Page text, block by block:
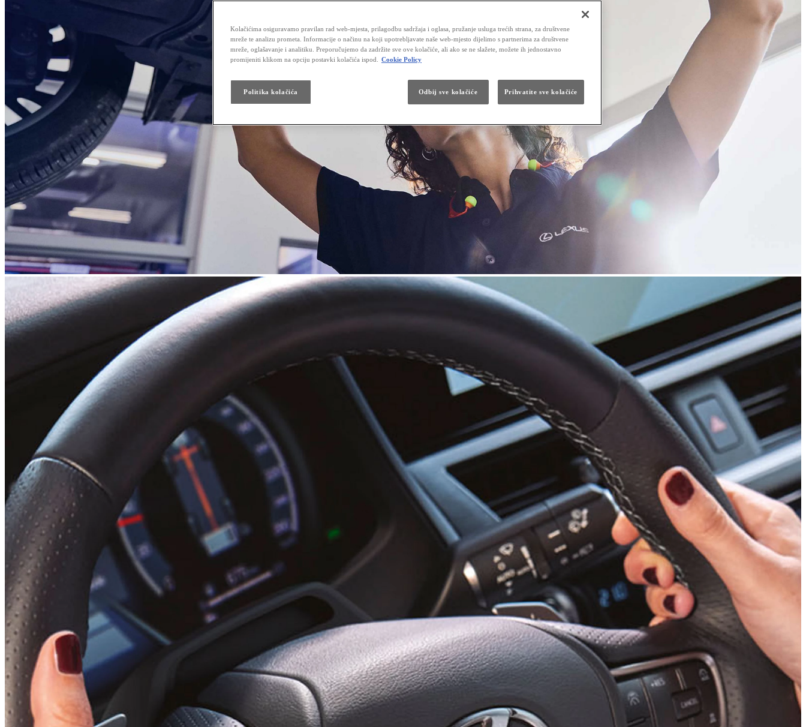
Kolačićima osiguravamo pravilan rad web-mjesta, prilagodbu sadržaja i oglasa, pružanje usluga trećih strana, za društvene
mreže te analizu prometa. Informacije o načinu na koji upotrebljavate naše web-mjesto dijelimo s partnerima za društvene
mreže, oglašavanje i analitiku. Preporučujemo da zadržite sve ove kolačiće, ali ako se ne slažete, možete ih jednostavno
promijeniti klikom na opciju postavki kolačića ispod.
Cookie Policy
Politika kolačića Odbij sve kolačiće Prihvatite sve kolačiće